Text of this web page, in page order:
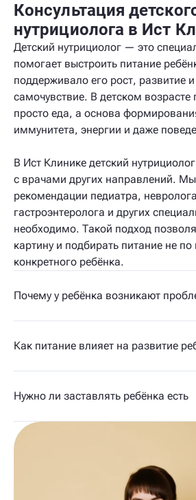
Консультация
нутрициолога в Ист
Детский нутрициолог — это
помогает выстроить питание
поддерживало его рост, развитие
самочувствие. В детском
просто еда, а основа
иммунитета, энергии и даже
В Ист Клинике детский
с врачами других направлений.
рекомендации педиатра,
гастроэнтеролога и других
необходимо. Такой подход
картину и подбирать питание не
конкретного ребёнка.
Почему у ребёнка возникают
Как питание влияет на развитие
Нужно ли заставлять ребёнка есть